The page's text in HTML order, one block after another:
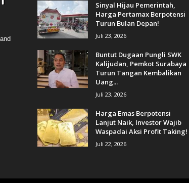
Sinyal Hijau Pemerintah,
Harga Pertamax Berpotensi
Turun Bulan Depan!
Juli 23, 2026
Buntut Dugaan Pungli SWK
Kalijudan, Pemkot Surabaya
Turun Tangan Kembalikan
Uang...
Juli 23, 2026
Harga Emas Berpotensi
Lanjut Naik, Investor Wajib
Waspadai Aksi Profit Taking!
Juli 22, 2026